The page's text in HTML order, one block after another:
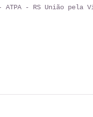
- RS União pela